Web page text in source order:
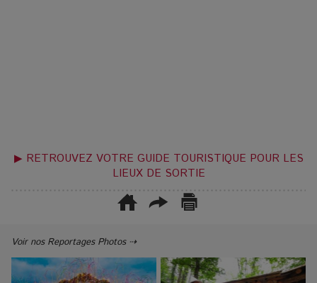
▶ RETROUVEZ VOTRE GUIDE TOURISTIQUE POUR LES
LIEUX DE SORTIE
Voir nos Reportages Photos ⇢